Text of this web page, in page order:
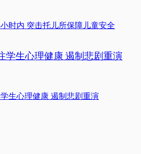
学生心理健康 遏制悲剧重演